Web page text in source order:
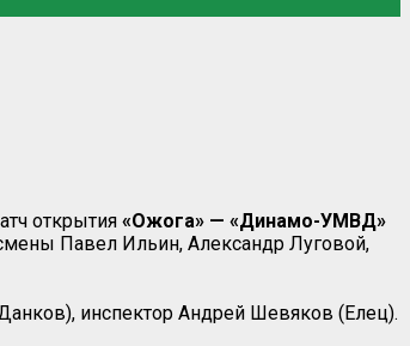
открытия «Ожога» — «Динамо-УМВД»
Павел Ильин, Александр Луговой,
инспектор Андрей Шевяков (Елец).